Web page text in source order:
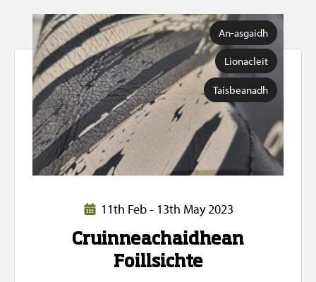
An-asgaidh
Lionacleit
Taisbeanadh
11th Feb - 13th May 2023
Cruinneachaidhean
Foillsichte